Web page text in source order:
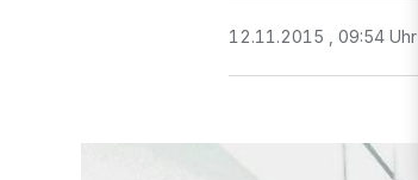
12.11.2015 , 09:54 Uhr